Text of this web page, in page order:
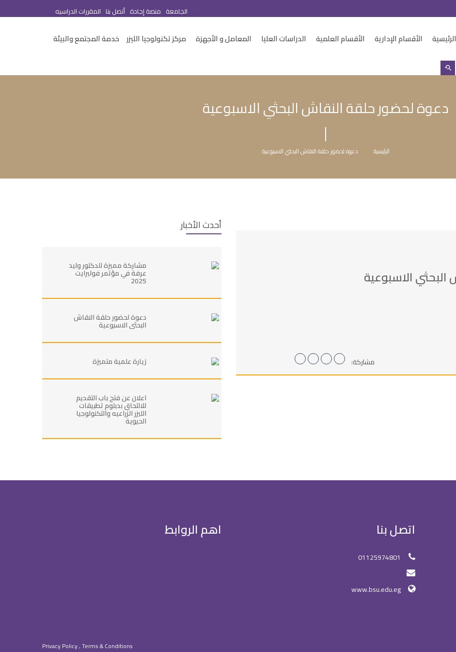
الجامعة منصة إجادة أتصل بنا المقررات الدراسيه
الرئيسية الأقسام الإدارية الأقسام العلمية الدراسات العليا المعامل و الأجهزة مركز تكنولوجيا الليزر خدمة المجتمع والبيئة
دعوة لحضور حلقة النقاش البحثي الاسبوعية
الرئيسية دعوة لحضور حلقة النقاش البحثي الاسبوعية
الاسبوعية
مشاركة:
أحدث الأخبار
مشاركة مميزة للدكتور وليد
عرفة في مؤتمر فولبرايت
2025
دعوة لحضور حلقة النقاش
البحثي الاسبوعية
زيارة علمية متميزة
اعلان عن فتح باب التقديم
للالتحاق بدبلوم تطبيقات
الليزر الزراعيه والتكنولوجيا
الحيوية
اتصل بنا
01125974801
www.bsu.edu.eg
اهم الروابط
Privacy Policy , Terms & Conditions